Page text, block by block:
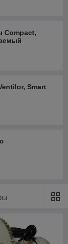
Compact,
Smart